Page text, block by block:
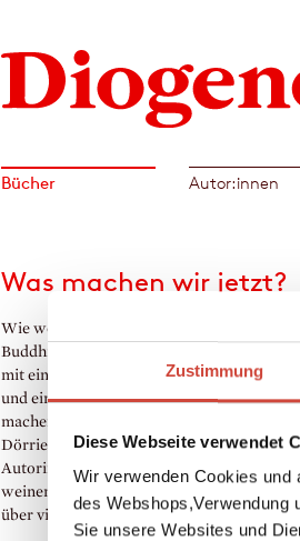
Zustimmung
Diese Webseite verwendet
Wir verwenden Cookies und
des
Sie unsere Websites und
Bücher Autor:innen
Was machen wir jetzt?
Wie weiter, wenn die Frau ihr Heil im
Buddhismus sucht, die siebzehnjährige
mit einem tibetischen Lama auf und davon
und einen selbst Geld und Erfolg nicht
machen? Diese Fragen stellt sich nicht nur
Dörries Romanfigur Fred Kaufmann. Doch
Autorin zeigt uns mit einem lachenden und
weinenden Auge: Nur Mut, es gibt ein Leben
über vierzig!